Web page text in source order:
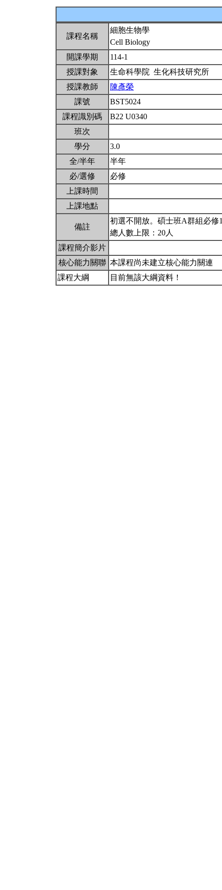
課程名稱
細胞生物學
Cell Biology
開課學期
114-1
授課對象
生命科學院 生化科技研究所
授課教師
陳彥榮
課號
BST5024
課程識別碼
B22 U0340
班次
學分
3.0
全/半年
半年
必/選修
必修
上課時間
上課地點
備註
初選不開放。碩士班A群組必
總人數上限：20人
課程簡介影片
核心能力關聯 本課程尚未建立核心能力關連
課程大綱
目前無該大綱資料！